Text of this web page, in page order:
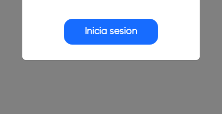
Inicia sesión